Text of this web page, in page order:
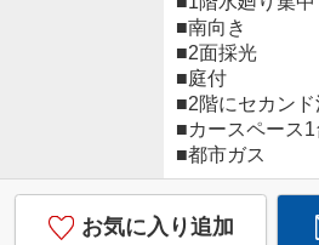
■南向き
■2面採光
■庭付
■2階にセカンド
■カースペース1
■都市ガス
お気に入り追加